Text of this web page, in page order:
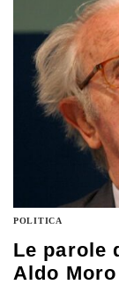
parlamentare…
POLITICA
Le parole
Aldo Moro